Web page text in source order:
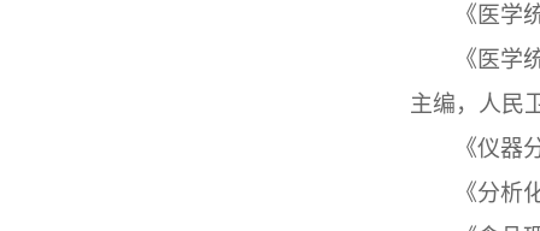
《医学
《医学
主编，人民
《仪器
《分析